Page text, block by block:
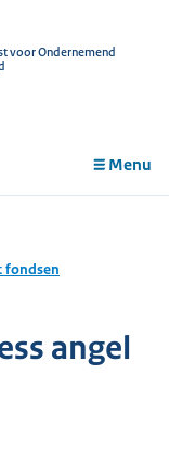
voor Ondernemend
Menu
fondsen
angel